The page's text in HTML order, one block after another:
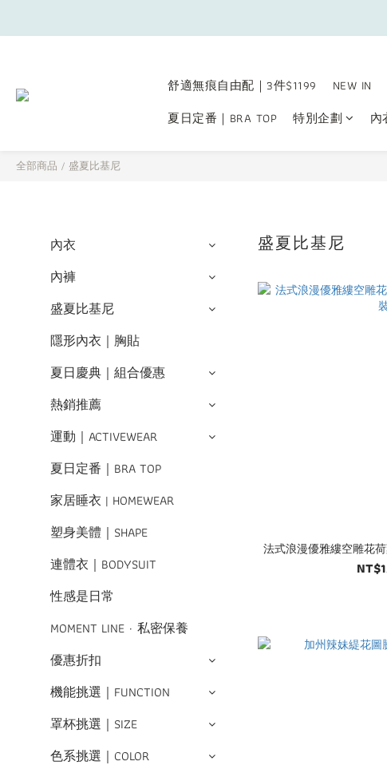
舒適無痕自由配｜3件$1199 NEW IN
夏日定番｜BRA TOP
特別企劃 內
全部商品 / 盛夏比基尼
內衣
內褲
盛夏比基尼
隱形內衣｜胸貼
夏日慶典｜組合優惠
熱銷推薦
運動｜ACTIVEWEAR
夏日定番｜BRA TOP
家居睡衣 | HOMEWEAR
塑身美體｜SHAPE
連體衣｜BODYSUIT
性感是日常
MOMENT LINE · 私密保養
優惠折扣
機能挑選｜FUNCTION
罩杯挑選｜SIZE
色系挑選｜COLOR
盛夏比基尼
法式浪漫優雅縷空雕花